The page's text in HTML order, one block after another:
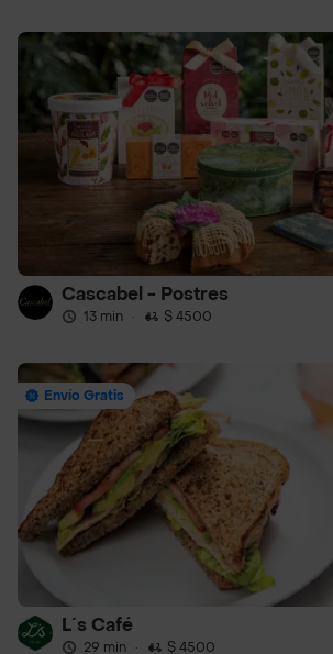
Cascabel - Postres
13 min · $ 4500
Envío Gratis
L´s Café
29 min · $ 4500